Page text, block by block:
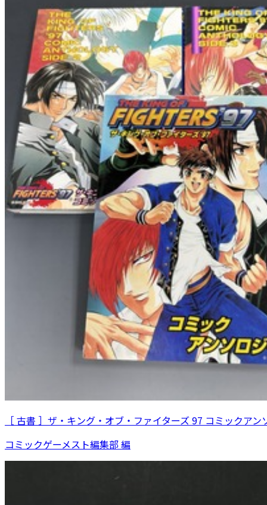
［ 古書 ］ザ・キング・オブ・ファイターズ 97 コミックア
コミックゲーメスト編集部 編